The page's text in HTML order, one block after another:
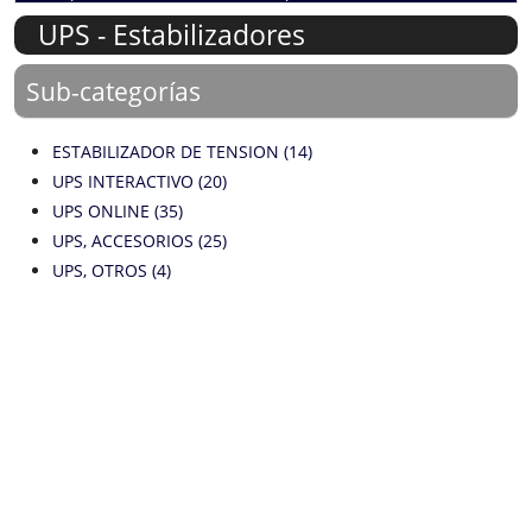
UPS - Estabilizadores
Sub-categorías
ESTABILIZADOR DE TENSION (14)
UPS INTERACTIVO (20)
UPS ONLINE (35)
UPS, ACCESORIOS (25)
UPS, OTROS (4)